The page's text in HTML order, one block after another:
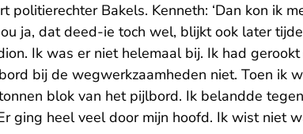
politierechter Bakels. Kenneth: ‘Dan kon ik
ja, dat deed-ie toch wel, blijkt ook later
Ik was er niet helemaal bij. Ik had
bij de wegwerkzaamheden niet. Toen ik
blok van het pijlbord. Ik belandde
ging heel veel door mijn hoofd. Ik wist niet